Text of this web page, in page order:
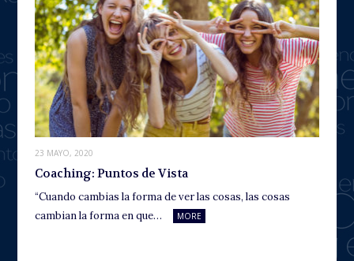
23 MAYO, 2020
Coaching: Puntos de Vista
“Cuando cambias la forma de ver las cosas, las cosas
cambian la forma en que…
MORE